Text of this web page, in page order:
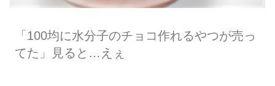
「100均に水分子のチョコ作れるやつが売っ
てた」見ると…えぇ